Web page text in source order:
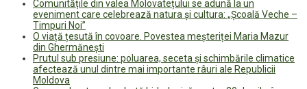
Comunitățile din valea Molovatețului se adună la un
eveniment care celebrează natura și cultura: „Școală Veche –
Timpuri Noi”
O viață țesută în covoare. Povestea meșteriței Maria Mazur
din Ghermănești
Prutul sub presiune: poluarea, seceta și schimbările climatice
afectează unul dintre mai importante râuri ale Republicii
Moldova